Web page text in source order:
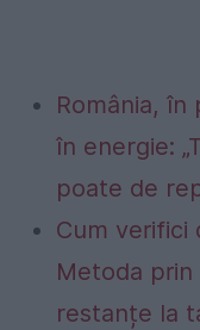
România,
în energie:
poate de
Cum verifici
Metoda prin
restanțe la